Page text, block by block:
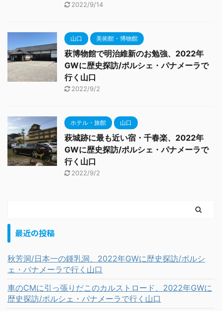
2022/9/14
山口 美術館・博物館
萩博物館で明治維新のお勉強、2022年
GWに歴史探訪/ポルシェ・パナメーラで
行く山口
2022/9/2
ホテル・旅館 山口
萩城跡に最も近い宿・千春楽、2022年
GWに歴史探訪/ポルシェ・パナメーラで
行く山口
2022/9/2
最近の投稿
秋芳洞/日本一の鍾乳洞、2022年GWに歴史探訪/ポルシ
ェ・パナメーラで行く山口
車のCMに引っ張りだこのカルストロード、2022年GWに
歴史探訪/ポルシェ・パナメーラで行く山口